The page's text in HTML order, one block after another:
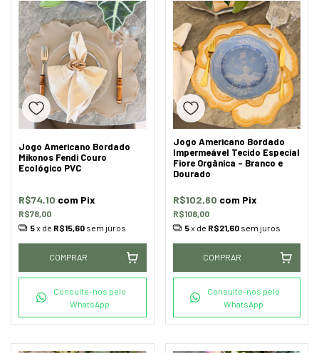
Jogo Americano Bordado
Mikonos Fendi Couro
Ecológico PVC
R$78,00
R$74,10 com Pix
5x de R$15,60 sem juros
COMPRAR
Consulte-nos pelo
WhatsApp
Jogo Americano Bordado
Impermeável Tecido Especial
Fiore Orgânica - Branco e
Dourado
R$108,00
R$102,60 com Pix
5x de R$21,60 sem juros
COMPRAR
Consulte-nos pelo
WhatsApp